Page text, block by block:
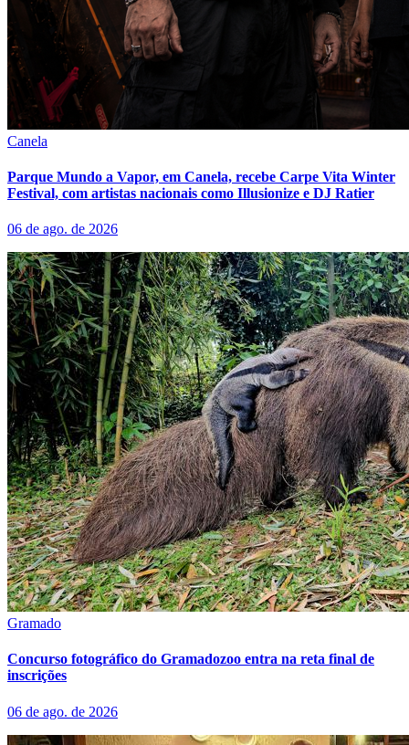
Canela
Parque Mundo a Vapor, em Canela, recebe Carpe Vita Winter
Festival, com artistas nacionais como Illusionize e DJ Ratier
06 de ago. de 2026
Gramado
Concurso fotográfico do Gramadozoo entra na reta final de
inscrições
06 de ago. de 2026